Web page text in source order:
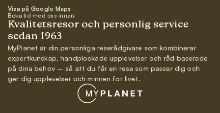
Kvalitetsresor och personlig service
sedan 1963
MyPlanet är din personliga reserådgivare som kombinerar
expertkunskap, handplockade upplevelser och råd baserade
på dina behov – så att du får en resa som passar dig och
ger dig upplevelser och minnen för livet.
Visa på Google Maps
Boka tid med oss innan.